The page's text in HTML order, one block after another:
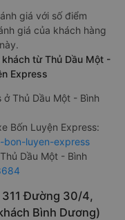
giá với số điểm
giá của khách hàng
từ Thủ Dầu Một -
Express
Thủ Dầu Một - Bình
Bốn Luyện Express:
luyen-express
Dầu Một - Bình
311 Đường 30/4,
Bình Dương)